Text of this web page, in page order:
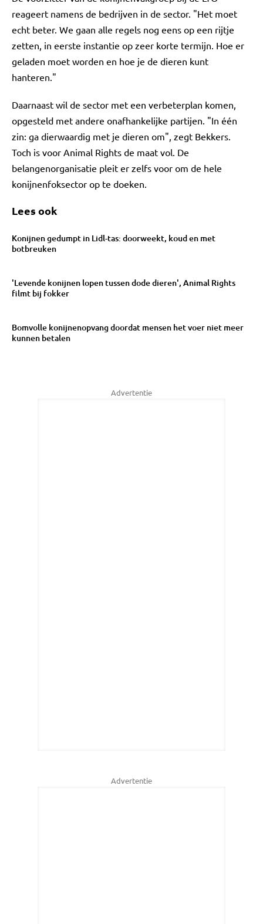
reageert namens de bedrijven in de sector. "Het moet
echt beter. We gaan alle regels nog eens op een rijtje
zetten, in eerste instantie op zeer korte termijn. Hoe er
geladen moet worden en hoe je de dieren kunt
hanteren."
Daarnaast wil de sector met een verbeterplan komen,
opgesteld met andere onafhankelijke partijen. "In één
zin: ga dierwaardig met je dieren om", zegt Bekkers.
Toch is voor Animal Rights de maat vol. De
belangenorganisatie pleit er zelfs voor om de hele
konijnenfoksector op te doeken.
Lees ook
Konijnen gedumpt in Lidl-tas: doorweekt, koud en met
botbreuken
'Levende konijnen lopen tussen dode dieren', Animal Rights
filmt bij fokker
Bomvolle konijnenopvang doordat mensen het voer niet meer
kunnen betalen
Advertentie
Advertentie